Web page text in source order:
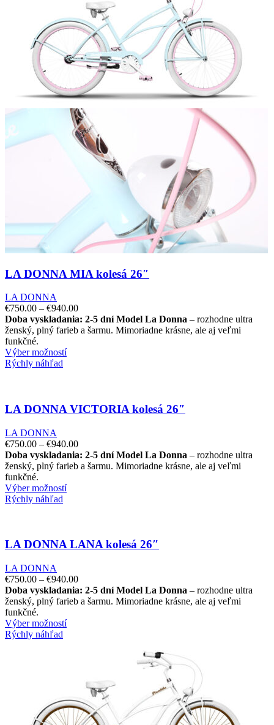
LA DONNA MIA kolesá 26″
LA DONNA
€750.00 – €940.00
Doba vyskladania: 2-5 dní Model La Donna – rozhodne ultra
ženský, plný farieb a šarmu. Mimoriadne krásne, ale aj veľmi
funkčné.
Výber možností
Rýchly náhľad
LA DONNA VICTORIA kolesá 26″
LA DONNA
€750.00 – €940.00
Doba vyskladania: 2-5 dní Model La Donna – rozhodne ultra
ženský, plný farieb a šarmu. Mimoriadne krásne, ale aj veľmi
funkčné.
Výber možností
Rýchly náhľad
LA DONNA LANA kolesá 26″
LA DONNA
€750.00 – €940.00
Doba vyskladania: 2-5 dní Model La Donna – rozhodne ultra
ženský, plný farieb a šarmu. Mimoriadne krásne, ale aj veľmi
funkčné.
Výber možností
Rýchly náhľad